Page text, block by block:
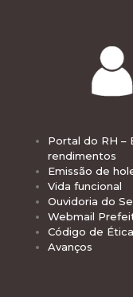
Portal do RH –
rendimentos
Emissão de
Vida funcional
Ouvidoria do
Webmail
Código de Ética
Avanços